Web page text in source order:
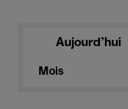
Aujourd'hui
Mois